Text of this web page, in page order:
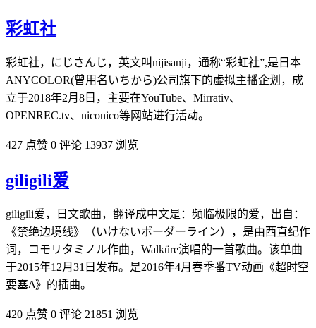
彩虹社
彩虹社，にじさんじ，英文叫nijisanji，通称“彩虹社”,是日本
ANYCOLOR(曾用名いちから)公司旗下的虚拟主播企划，成
立于2018年2月8日，主要在YouTube、Mirrativ、
OPENREC.tv、niconico等网站进行活动。
427 点赞 0 评论 13937 浏览
giligili爱
giligili爱，日文歌曲，翻译成中文是：频临极限的爱，出自：
《禁绝边境线》（いけないボーダーライン），是由西直纪作
词，コモリタミノル作曲，Walküre演唱的一首歌曲。该单曲
于2015年12月31日发布。是2016年4月春季番TV动画《超时空
要塞Δ》的插曲。
420 点赞 0 评论 21851 浏览